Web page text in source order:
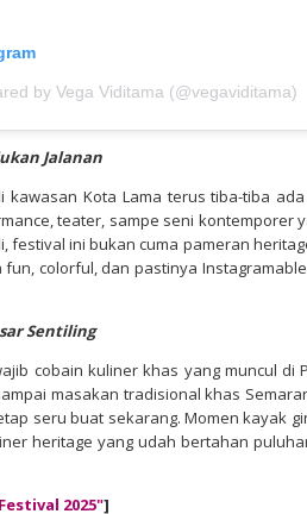
by Vega Viditama (@vegaviditama)
Jalanan
kawasan Kota Lama terus tiba-tiba
teater, sampe seni kontemporer
festival ini bukan cuma pameran
colorful, dan pastinya
Sentiling
cobain kuliner khas yang muncul di
masakan tradisional khas
seru buat sekarang. Momen kayak
heritage yang udah bertahan
2025"]